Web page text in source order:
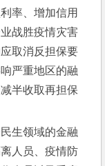
率、增加信用
战胜疫情灾害
取消反担保要
严重地区的融
半收取再担保
生领域的金融
人员、疫情防